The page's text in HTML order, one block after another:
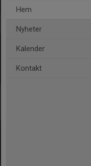
Hem
Nyheter
Kalender
Kontakt